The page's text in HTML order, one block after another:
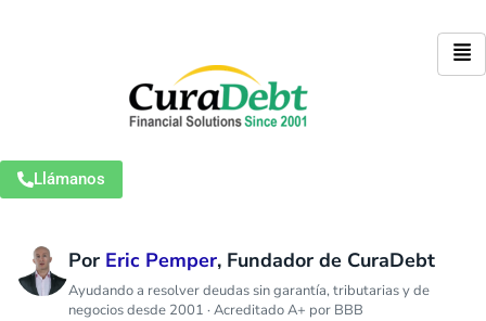
Llámanos
Por Eric Pemper, Fundador de CuraDebt
Ayudando a resolver deudas sin garantía, tributarias y de
negocios desde 2001 · Acreditado A+ por BBB